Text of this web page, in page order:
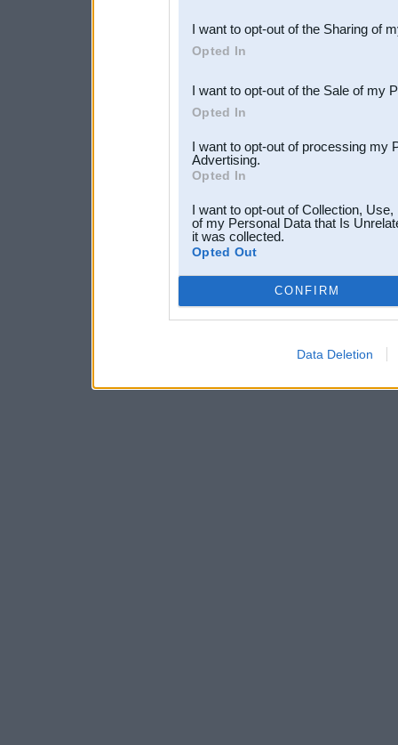
Downstream Participants
third parties.
I want to opt-out of the Sharing of
Opted In
I want to opt-out of the Sale of my
Opted In
I want to opt-out of processing my
Advertising.
Opted In
I want to opt-out of Collection,
of my Personal Data that Is
it was collected.
Opted Out
CONFIRM
Data Deletion